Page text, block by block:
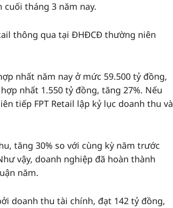
tháng 3 năm nay.
thông qua tại ĐHĐCĐ thường niên
nhất năm nay ở mức 59.500 tỷ đồng,
nhất 1.550 tỷ đồng, tăng 27%. Nếu
tiếp FPT Retail lập kỷ lục doanh thu và
tăng 30% so với cùng kỳ năm trước
vậy, doanh nghiệp đã hoàn thành
năm.
doanh thu tài chính, đạt 142 tỷ đồng,